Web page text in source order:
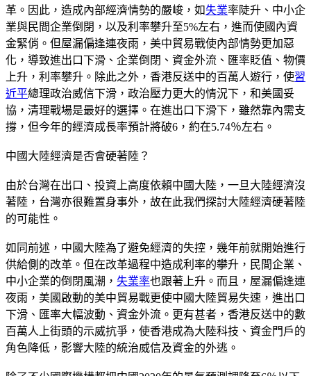
革。因此，造成內部經濟情勢的嚴峻，如失業率陡升、中小企
業與民間企業倒閉，以及利率攀升至5%左右，進而使國內資
金緊俏。但屋漏偏逢連夜雨，美中貿易戰使內部情勢更加惡
化，導致進出口下滑、企業倒閉、資金外流、匯率貶值、物價
上升，利率攀升。除此之外，香港反送中的百萬人遊行，使習
近平總理政治威信下滑，政治壓力更大的情況下，和美國妥
協，清理戰場是最好的選擇。在進出口下滑下，雖然靠內需支
撐，但今年的經濟成長率預計將破6，約在5.74％左右。
中國大陸經濟是否會硬著陸？
由於台灣在出口、投資上高度依賴中國大陸，一旦大陸經濟沒
著陸，台灣亦很難置身事外，故在此我們探討大陸經濟硬著陸
的可能性。
如同前述，中國大陸為了避免經濟的失控，幾年前就開始進行
供給側的改革。但在改革過程中造成利率的攀升，民間企業、
中小企業的倒閉風潮， 失業率也跟著上升。而且，屋漏偏逢連
夜雨，美國啟動的美中貿易戰更使中國大陸貿易失速，進出口
下滑、匯率大幅波動、資金外流。更有甚者，香港反送中的數
百萬人上街頭的示威抗爭，使香港成為大陸科技、資金門戶的
角色降低，影響大陸的統治威信及資金的外逃。